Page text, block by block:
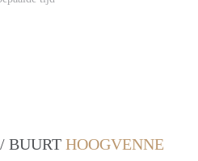
BUURT HOOGVENNE